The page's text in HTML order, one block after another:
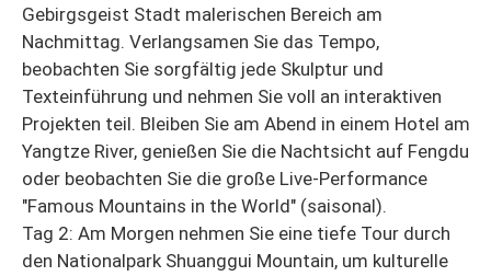
Gebirgsgeist Stadt malerischen Bereich am
Nachmittag. Verlangsamen Sie das Tempo,
beobachten Sie sorgfältig jede Skulptur und
Texteinführung und nehmen Sie voll an interaktiven
Projekten teil. Bleiben Sie am Abend in einem Hotel am
Yangtze River, genießen Sie die Nachtsicht auf Fengdu
oder beobachten Sie die große Live-Performance
"Famous Mountains in the World" (saisonal).
Tag 2: Am Morgen nehmen Sie eine tiefe Tour durch
den Nationalpark Shuanggui Mountain, um kulturelle